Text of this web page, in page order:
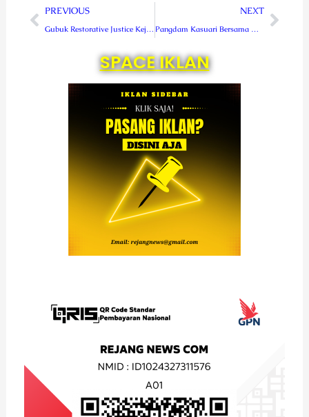
Prev
PREVIOUS
Gubuk Restorative Justice Kejari RL, Sarana Mediasi Hukum Tingkat Desa
NEXT
Pangdam Kasuari Bersama Masyarakat Kampung Wasai Ikuti Vicon Peresmian Pompa Hidram
Next
SPACE IKLAN